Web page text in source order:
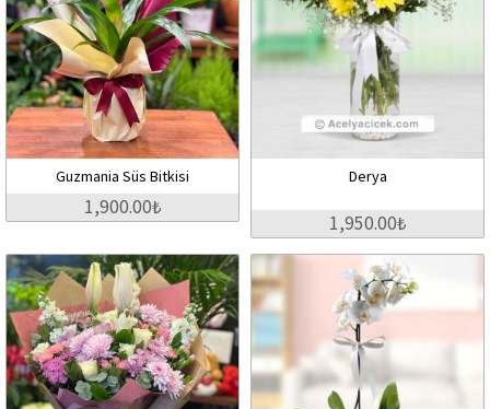
Guzmania Süs Bitkisi
1,900.00₺
Derya
1,950.00₺